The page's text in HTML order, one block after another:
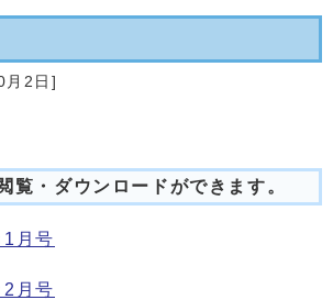
2日 ]
覧・ダウンロードができます。
1月号
2月号